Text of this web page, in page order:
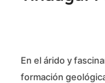
En el árido y
formación